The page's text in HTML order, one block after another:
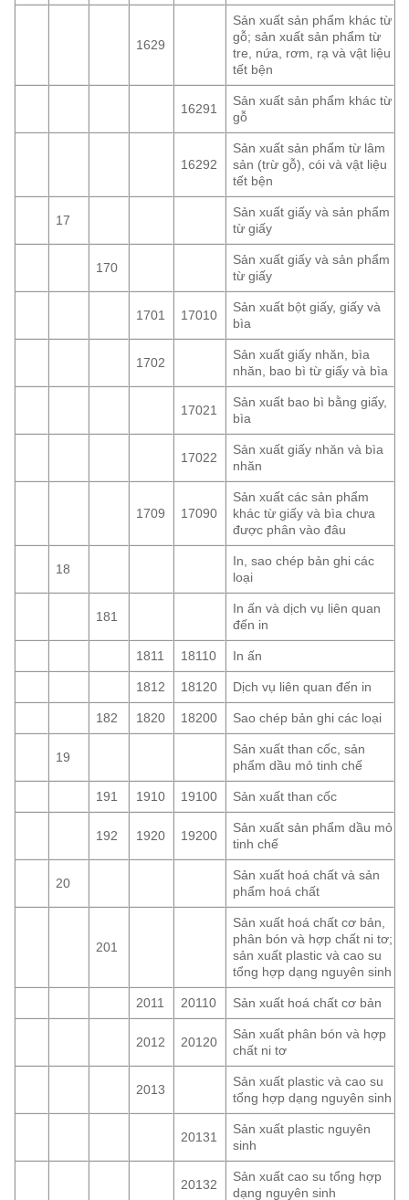
1629
Sản xuất sản phẩm khác từ
gỗ; sản xuất sản phẩm từ
tre, nứa, rơm, rạ và vật liệu
tết bện
16291
Sản xuất sản phẩm khác từ
gỗ
16292
Sản xuất sản phẩm từ lâm
sản (trừ gỗ), cói và vật liệu
tết bện
17
Sản xuất giấy và sản phẩm
từ giấy
170
Sản xuất giấy và sản phẩm
từ giấy
1701 17010
Sản xuất bột giấy, giấy và
bìa
1702
Sản xuất giấy nhăn, bìa
nhăn, bao bì từ giấy và bìa
17021
Sản xuất bao bì bằng giấy,
bìa
17022
Sản xuất giấy nhăn và bìa
nhăn
1709 17090
Sản xuất các sản phẩm
khác từ giấy và bìa chưa
được phân vào đâu
18
In, sao chép bản ghi các
loại
181
In ấn và dịch vụ liên quan
đến in
1811 18110 In ấn
1812 18120 Dịch vụ liên quan đến in
182 1820 18200 Sao chép bản ghi các loại
19
Sản xuất than cốc, sản
phẩm dầu mỏ tinh chế
191 1910 19100 Sản xuất than cốc
192 1920 19200
Sản xuất sản phẩm dầu mỏ
tinh chế
20
Sản xuất hoá chất và sản
phẩm hoá chất
201
Sản xuất hoá chất cơ bản,
phân bón và hợp chất ni tơ;
sản xuất plastic và cao su
tổng hợp dạng nguyên sinh
2011 20110 Sản xuất hoá chất cơ bản
2012 20120
Sản xuất phân bón và hợp
chất ni tơ
2013
Sản xuất plastic và cao su
tổng hợp dạng nguyên sinh
20131
Sản xuất plastic nguyên
sinh
20132
Sản xuất cao su tổng hợp
dạng nguyên sinh